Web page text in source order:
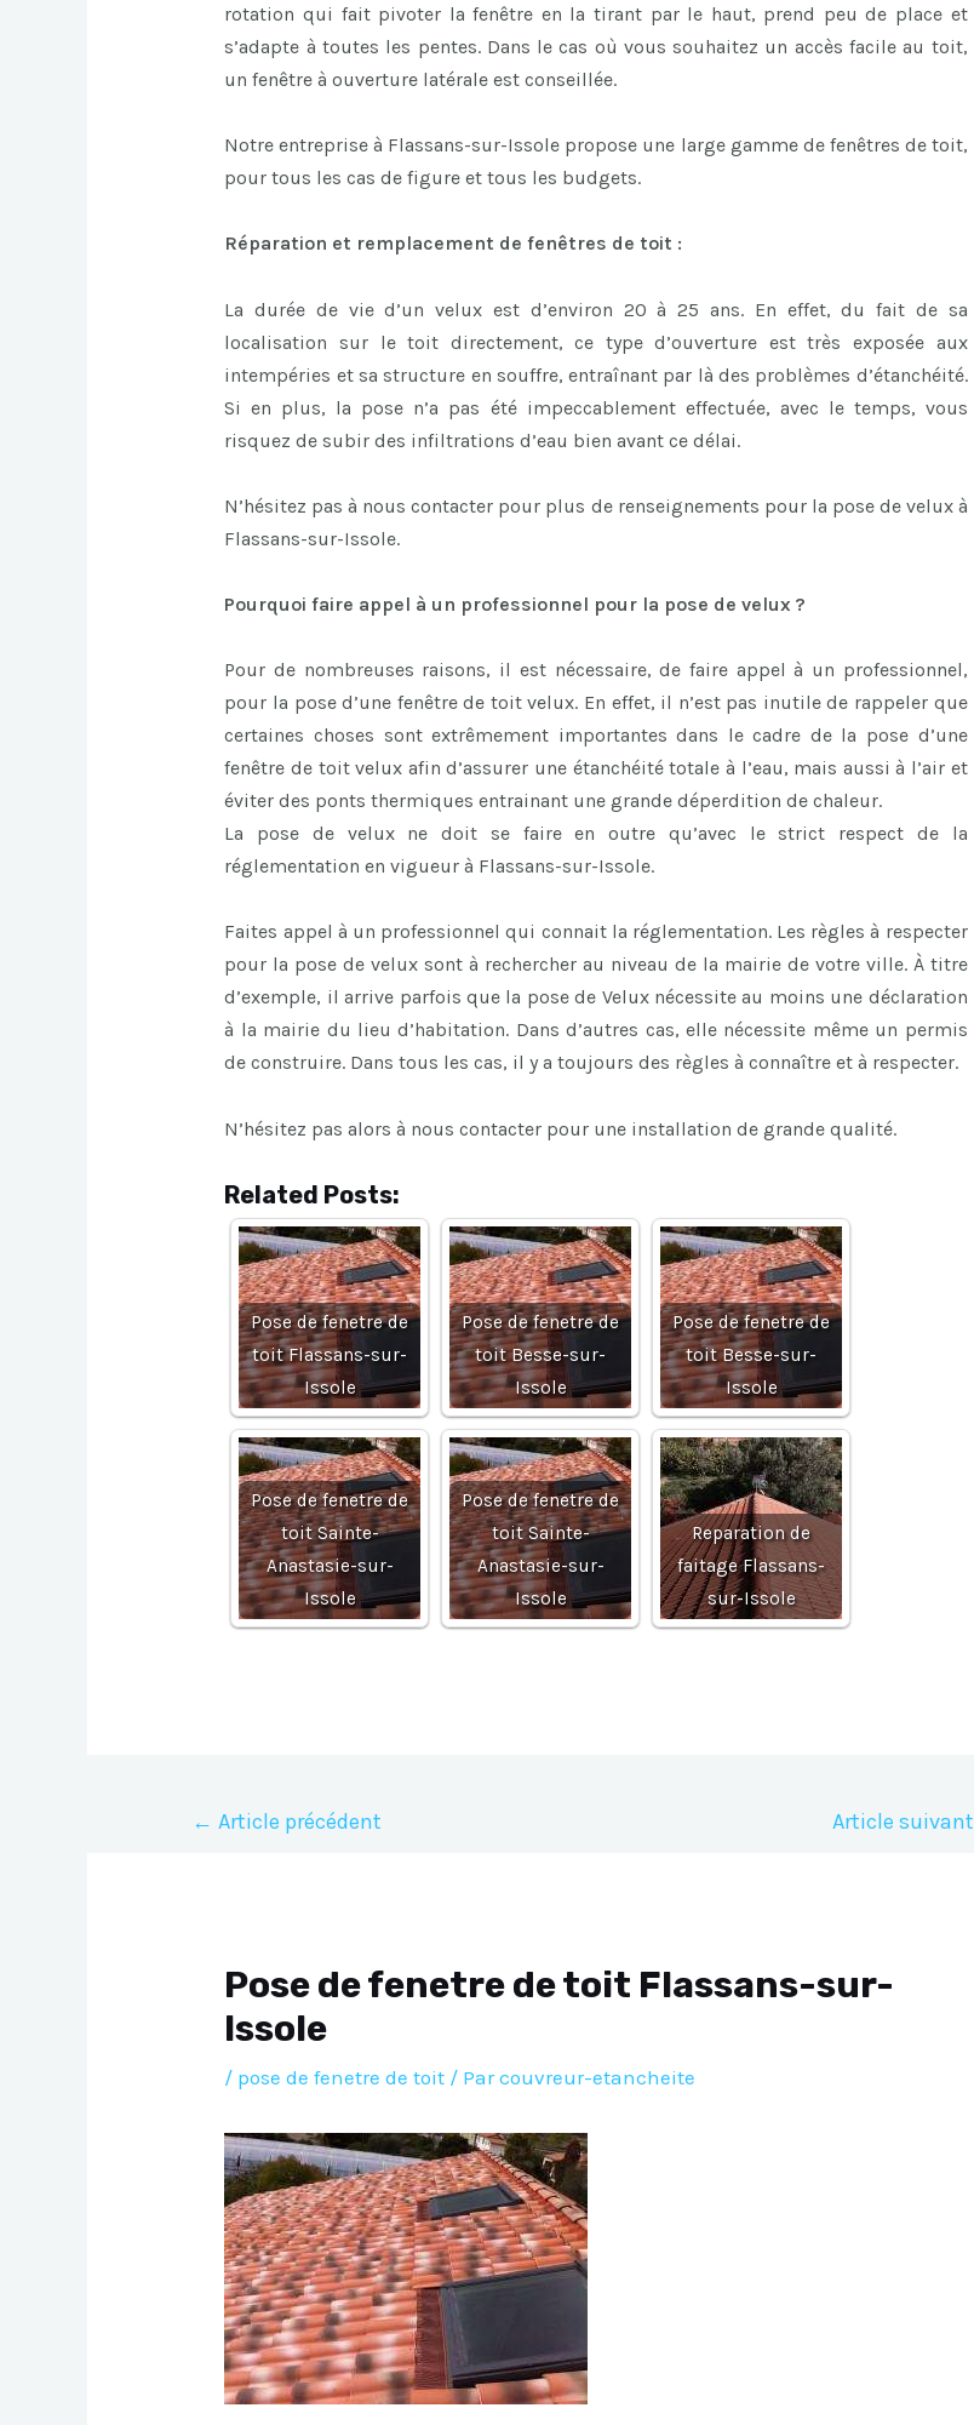
rotation qui fait pivoter la fenêtre en la tirant par le haut, prend peu de place et
s’adapte à toutes les pentes. Dans le cas où vous souhaitez un accès facile au toit,
un fenêtre à ouverture latérale est conseillée.
Notre entreprise à Flassans-sur-Issole propose une large gamme de fenêtres de toit,
pour tous les cas de figure et tous les budgets.
Réparation et remplacement de fenêtres de toit :
La durée de vie d’un velux est d’environ 20 à 25 ans. En effet, du fait de sa
localisation sur le toit directement, ce type d’ouverture est très exposée aux
intempéries et sa structure en souffre, entraînant par là des problèmes d’étanchéité.
Si en plus, la pose n’a pas été impeccablement effectuée, avec le temps, vous
risquez de subir des infiltrations d’eau bien avant ce délai.
N’hésitez pas à nous contacter pour plus de renseignements pour la pose de velux à
Flassans-sur-Issole.
Pourquoi faire appel à un professionnel pour la pose de velux ?
Pour de nombreuses raisons, il est nécessaire, de faire appel à un professionnel,
pour la pose d’une fenêtre de toit velux. En effet, il n’est pas inutile de rappeler que
certaines choses sont extrêmement importantes dans le cadre de la pose d’une
fenêtre de toit velux afin d’assurer une étanchéité totale à l’eau, mais aussi à l’air et
éviter des ponts thermiques entrainant une grande déperdition de chaleur.
La pose de velux ne doit se faire en outre qu’avec le strict respect de la
réglementation en vigueur à Flassans-sur-Issole.
Faites appel à un professionnel qui connait la réglementation. Les règles à respecter
pour la pose de velux sont à rechercher au niveau de la mairie de votre ville. À titre
d’exemple, il arrive parfois que la pose de Velux nécessite au moins une déclaration
à la mairie du lieu d’habitation. Dans d’autres cas, elle nécessite même un permis
de construire. Dans tous les cas, il y a toujours des règles à connaître et à respecter.
N’hésitez pas alors à nous contacter pour une installation de grande qualité.
Related Posts:
Pose de fenetre de
toit Flassans-sur-
Issole
Pose de fenetre de
toit Besse-sur-
Issole
Pose de fenetre de
toit Besse-sur-
Issole
Pose de fenetre de
toit Sainte-
Anastasie-sur-
Issole
Pose de fenetre de
toit Sainte-
Anastasie-sur-
Issole
Reparation de
faitage Flassans-
sur-Issole
Navigation
← Article précédent Article suivant
Pose de fenetre de toit Flassans-sur-
Issole
/ pose de fenetre de toit / Parcouvreur-etancheite